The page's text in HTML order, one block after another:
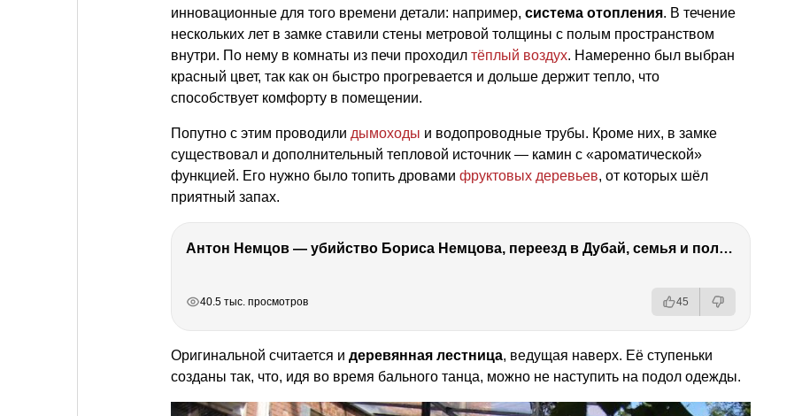
инновационные для того времени детали: например, система отопления. В течение
нескольких лет в замке ставили стены метровой толщины с полым пространством
внутри. По нему в комнаты из печи проходил тёплый воздух. Намеренно был выбран
красный цвет, так как он быстро прогревается и дольше держит тепло, что
способствует комфорту в помещении.
Попутно с этим проводили дымоходы и водопроводные трубы. Кроме них, в замке
существовал и дополнительный тепловой источник — камин с «ароматической»
функцией. Его нужно было топить дровами фруктовых деревьев, от которых шёл
приятный запах.
Антон Немцов — убийство Бориса Немцова, переезд в Дубай, семья и политика
40.5 тыс. просмотров 45
Оригинальной считается и деревянная лестница, ведущая наверх. Её ступеньки
созданы так, что, идя во время бального танца, можно не наступить на подол одежды.